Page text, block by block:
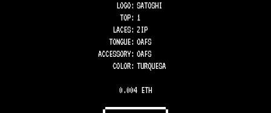
LOGO: SATOSHI
TOP: 1
LACES: ZIP
TONGUE: OAFS
ACCESSORY: OAFS
COLOR: TURQUESA
0.004 ETH